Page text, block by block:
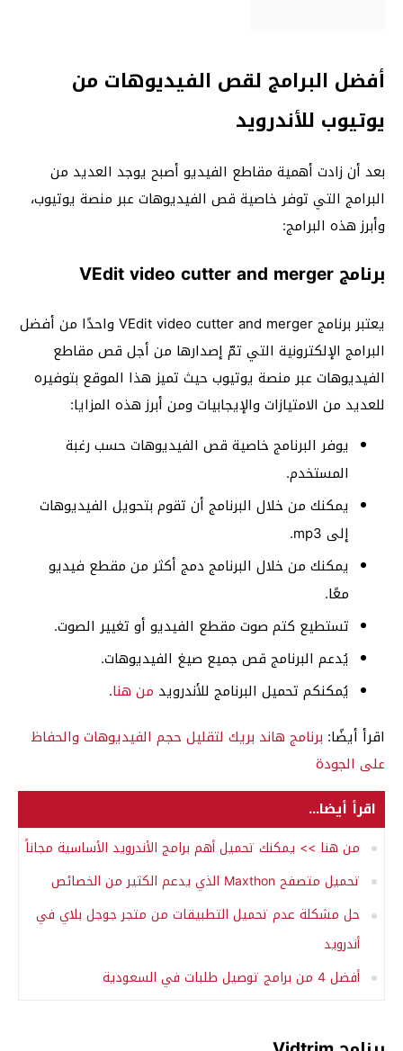
أفضل البرامج لقص الفيديوهات من
يوتيوب للأندرويد
بعد أن زادت أهمية مقاطع الفيديو أصبح يوجد العديد من
البرامج التي توفر خاصية قص الفيديوهات عبر منصة يوتيوب،
وأبرز هذه البرامج:
برنامج VEdit video cutter and merger
يعتبر برنامج VEdit video cutter and merger واحدًا من أفضل
البرامج الإلكترونية التي تمّ إصدارها من أجل قص مقاطع
الفيديوهات عبر منصة يوتيوب حيث تميز هذا الموقع بتوفيره
للعديد من الامتيازات والإيجابيات ومن أبرز هذه المزايا:
يوفر البرنامج خاصية قص الفيديوهات حسب رغبة
المستخدم.
يمكنك من خلال البرنامج أن تقوم بتحويل الفيديوهات
إلى mp3.
يمكنك من خلال البرنامج دمج أكثر من مقطع فيديو
معًا.
تستطيع كتم صوت مقطع الفيديو أو تغيير الصوت.
يُدعم البرنامج قص جميع صيغ الفيديوهات.
يُمكنكم تحميل البرنامج للأندرويد من هنا.
اقرأ أيضًا: برنامج هاند بريك لتقليل حجم الفيديوهات والحفاظ
على الجودة
اقرأ أيضا...
من هنا >> يمكنك تحميل أهم برامج الأندرويد الأساسية مجاناً
تحميل متصفح Maxthon الذي يدعم الكثير من الخصائص
حل مشكلة عدم تحميل التطبيقات من متجر جوجل بلاي في
أندرويد
أفضل 4 من برامج توصيل طلبات في السعودية